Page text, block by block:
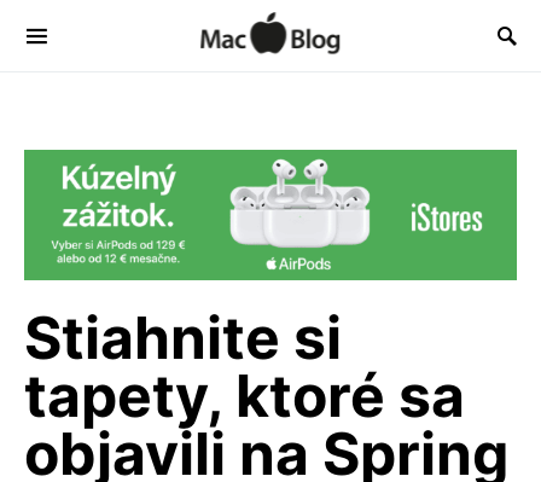
Stiahnite si
tapety, ktoré sa
objavili na Spring